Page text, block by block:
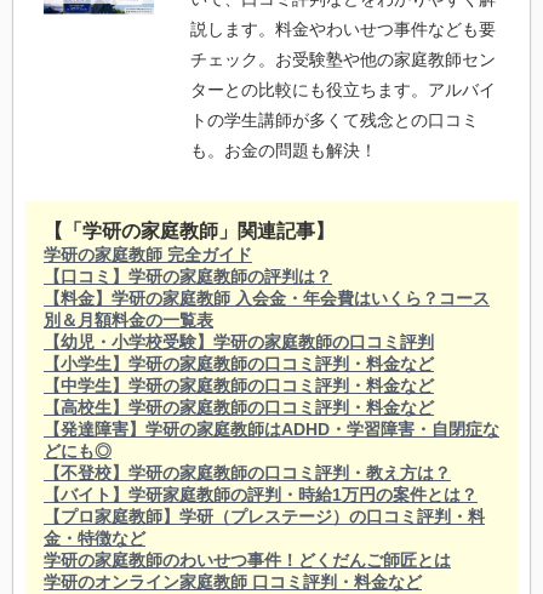
説します。料金やわいせつ事件なども要
チェック。お受験塾や他の家庭教師セン
ターとの比較にも役立ちます。アルバイ
トの学生講師が多くて残念との口コミ
も。お金の問題も解決！
【「学研の家庭教師」関連記事】
学研の家庭教師 完全ガイド
【口コミ】学研の家庭教師の評判は？
【料金】学研の家庭教師 入会金・年会費はいくら？コース
別＆月額料金の一覧表
【幼児・小学校受験】学研の家庭教師の口コミ評判
【小学生】学研の家庭教師の口コミ評判・料金など
【中学生】学研の家庭教師の口コミ評判・料金など
【高校生】学研の家庭教師の口コミ評判・料金など
【発達障害】学研の家庭教師はADHD・学習障害・自閉症な
どにも◎
【不登校】学研の家庭教師の口コミ評判・教え方は？
【バイト】学研家庭教師の評判・時給1万円の案件とは？
【プロ家庭教師】学研（プレステージ）の口コミ評判・料
金・特徴など
学研の家庭教師のわいせつ事件！どくだんご師匠とは
学研のオンライン家庭教師 口コミ評判・料金など